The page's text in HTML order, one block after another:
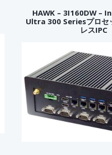
HAWK – 3I160DW –
Ultra 300 Seriesプロセ
レスIPC